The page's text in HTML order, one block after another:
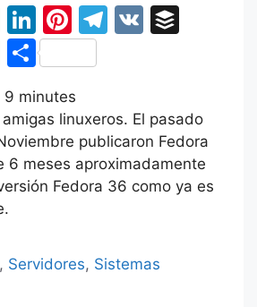
W
h
at
s
A
p
p
Li
n
k
e
dI
n
Pi
nt
er
e
st
T
gr
a
m
V
M
e
s
s
a
g
e
C
m
p
ar
tir
9 minutes
linuxeros. El pasado
publicaron Fedora
6 meses aproximadamente
Fedora 36 como ya es
, Servidores, Sistemas